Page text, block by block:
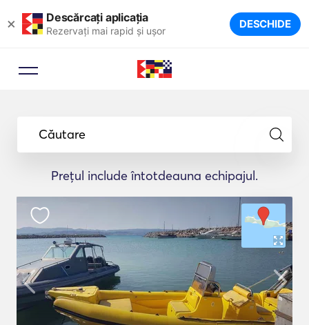
× Descărcați aplicația
Rezervați mai rapid și ușor DESCHIDE
Căutare
Prețul include întotdeauna echipajul.